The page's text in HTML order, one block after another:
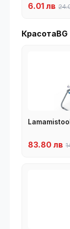
6.01 лв
КрасотаBG
83.80 лв